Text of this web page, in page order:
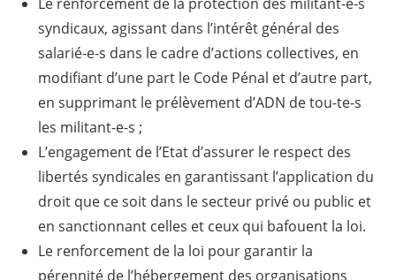
syndicaux, agissant dans l’intérêt général des
salarié-e-s dans le cadre d’actions collectives, en
modifiant d’une part le Code Pénal et d’autre part,
en supprimant le prélèvement d’ADN de tou-te-s
les militant-e-s ;
L’engagement de l’Etat d’assurer le respect des
libertés syndicales en garantissant l’application du
droit que ce soit dans le secteur privé ou public et
en sanctionnant celles et ceux qui bafouent la loi.
Le renforcement de la loi pour garantir la
pérennité de l’hébergement des organisations